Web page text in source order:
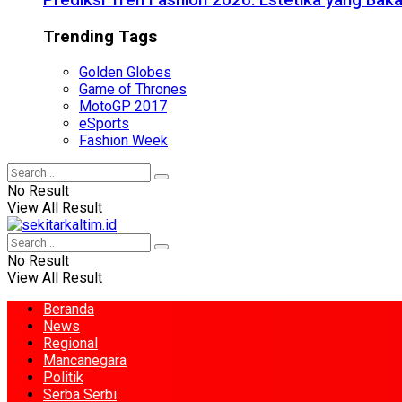
Trending Tags
Golden Globes
Game of Thrones
MotoGP 2017
eSports
Fashion Week
No Result
View All Result
No Result
View All Result
Beranda
News
Regional
Mancanegara
Politik
Serba Serbi